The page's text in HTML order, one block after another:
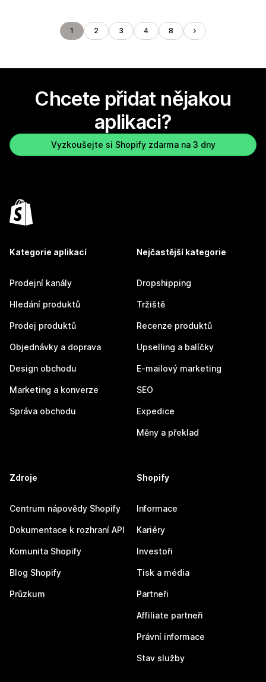
1 2 3 4 8
Chcete přidat nějakou
aplikaci?
Vyzkoušejte si Shopify zdarma na 3 dny
Kategorie aplikací
Prodejní kanály
Hledání produktů
Prodej produktů
Objednávky a doprava
Design obchodu
Marketing a konverze
Správa obchodu
Nejčastější kategorie
Dropshipping
Tržiště
Recenze produktů
Upselling a balíčky
E-mailový marketing
SEO
Expedice
Měny a překlad
Zdroje
Centrum nápovědy Shopify
Dokumentace k rozhraní API
Komunita Shopify
Blog Shopify
Průzkum
Shopify
Informace
Kariéry
Investoři
Tisk a média
Partneři
Affiliate partneři
Právní informace
Stav služby